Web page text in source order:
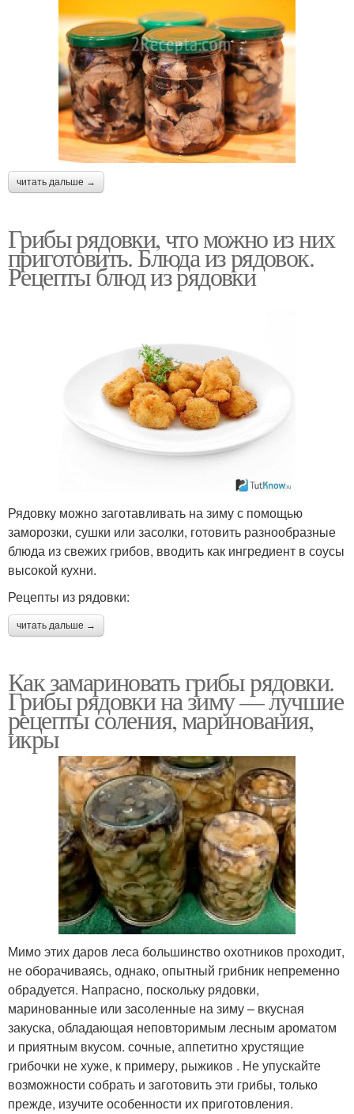
читать дальше →
Грибы рядовки, что можно из них
приготовить. Блюда из рядовок.
Рецепты блюд из рядовки
Рядовку можно заготавливать на зиму с помощью
заморозки, сушки или засолки, готовить разнообразные
блюда из свежих грибов, вводить как ингредиент в соусы
высокой кухни.
Рецепты из рядовки:
читать дальше →
Как замариновать грибы рядовки.
Грибы рядовки на зиму — лучшие
рецепты соления, маринования,
икры
Мимо этих даров леса большинство охотников проходит,
не оборачиваясь, однако, опытный грибник непременно
обрадуется. Напрасно, поскольку рядовки,
маринованные или засоленные на зиму – вкусная
закуска, обладающая неповторимым лесным ароматом
и приятным вкусом. сочные, аппетитно хрустящие
грибочки не хуже, к примеру, рыжиков . Не упускайте
возможности собрать и заготовить эти грибы, только
прежде, изучите особенности их приготовления.